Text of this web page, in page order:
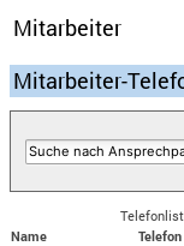
Mitarbeiter
Mitarbeiter-
Name
Telefon